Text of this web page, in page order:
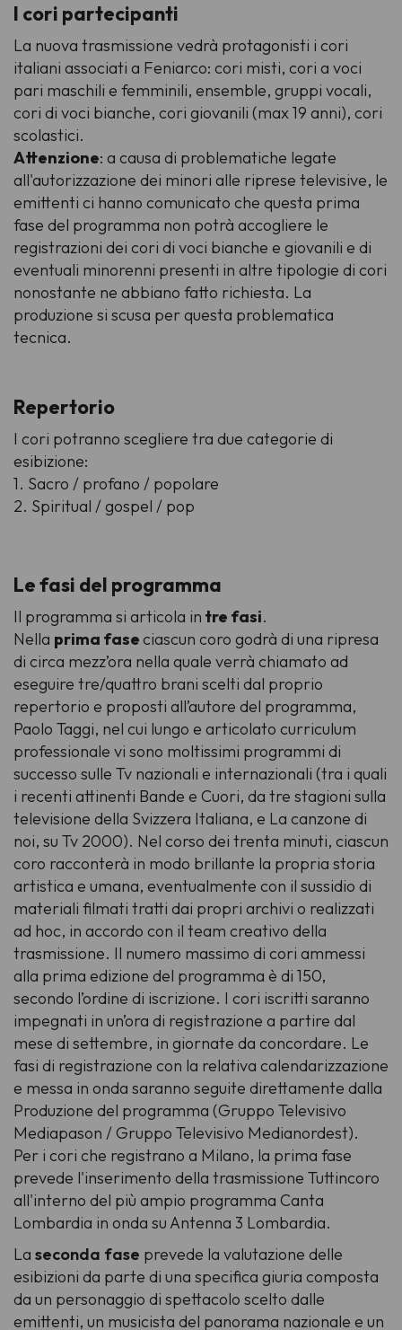
I cori partecipanti
La nuova trasmissione vedrà protagonisti i cori
italiani associati a Feniarco: cori misti, cori a voci
pari maschili e femminili, ensemble, gruppi vocali,
cori di voci bianche, cori giovanili (max 19 anni), cori
scolastici.
Attenzione: a causa di problematiche legate
all'autorizzazione dei minori alle riprese televisive, le
emittenti ci hanno comunicato che questa prima
fase del programma non potrà accogliere le
registrazioni dei cori di voci bianche e giovanili e di
eventuali minorenni presenti in altre tipologie di cori
nonostante ne abbiano fatto richiesta. La
produzione si scusa per questa problematica
tecnica.
Repertorio
I cori potranno scegliere tra due categorie di
esibizione:
1. Sacro / profano / popolare
2. Spiritual / gospel / pop
Le fasi del programma
Il programma si articola in tre fasi.
Nella prima faseciascun coro godrà di una ripresa
di circa mezz’ora nella quale verrà chiamato ad
eseguire tre/quattro brani scelti dal proprio
repertorio e proposti all’autore del programma,
Paolo Taggi, nel cui lungo e articolato curriculum
professionale vi sono moltissimi programmi di
successo sulle Tv nazionali e internazionali (tra i quali
i recenti attinenti Bande e Cuori, da tre stagioni sulla
televisione della Svizzera Italiana, e La canzone di
noi, su Tv 2000). Nel corso dei trenta minuti, ciascun
coro racconterà in modo brillante la propria storia
artistica e umana, eventualmente con il sussidio di
materiali filmati tratti dai propri archivi o realizzati
ad hoc, in accordo con il team creativo della
trasmissione. Il numero massimo di cori ammessi
alla prima edizione del programma è di 150,
secondo l’ordine di iscrizione. I cori iscritti saranno
impegnati in un’ora di registrazione a partire dal
mese di settembre, in giornate da concordare. Le
fasi di registrazione con la relativa calendarizzazione
e messa in onda saranno seguite direttamente dalla
Produzione del programma (Gruppo Televisivo
Mediapason / Gruppo Televisivo Medianordest).
Per i cori che registrano a Milano, la prima fase
prevede l'inserimento della trasmissione Tuttincoro
all'interno del più ampio programma Canta
Lombardia in onda su Antenna 3 Lombardia.
La seconda fase prevede la valutazione delle
esibizioni da parte di una specifica giuria composta
da un personaggio di spettacolo scelto dalle
emittenti, un musicista del panorama nazionale e un